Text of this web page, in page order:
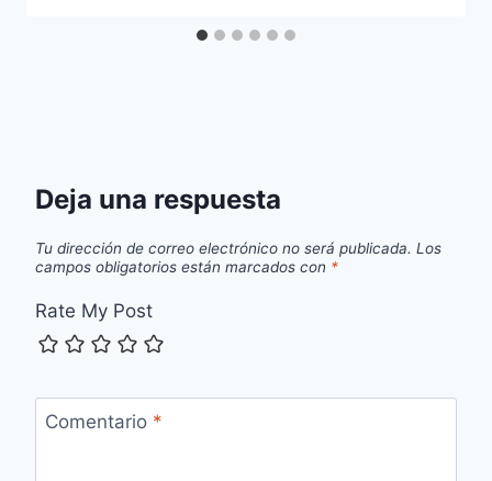
Deja una respuesta
Tu dirección de correo electrónico no será publicada. Los
campos obligatorios están marcados con *
Rate My Post
Comentario *